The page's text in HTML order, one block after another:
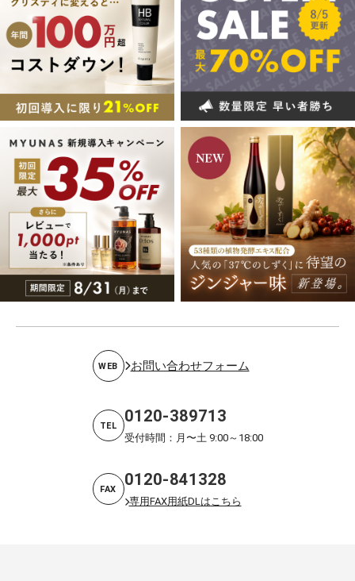
WEB お問い合わせフォーム
TEL 0120-389713
受付時間：月〜土 9:00～18:00
FAX 0120-841328
専用FAX用紙DLはこちら